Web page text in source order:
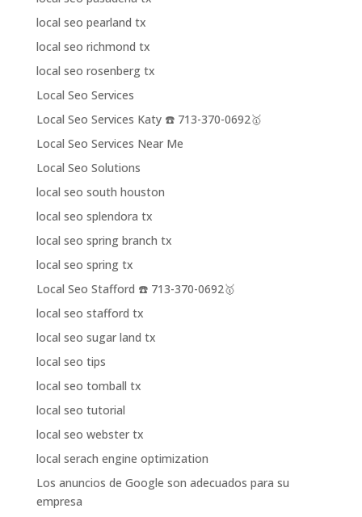
local seo pearland tx
local seo richmond tx
local seo rosenberg tx
Local Seo Services
Local Seo Services Katy ☎️ 713-370-0692🥇
Local Seo Services Near Me
Local Seo Solutions
local seo south houston
local seo splendora tx
local seo spring branch tx
local seo spring tx
Local Seo Stafford ☎️ 713-370-0692🥇
local seo stafford tx
local seo sugar land tx
local seo tips
local seo tomball tx
local seo tutorial
local seo webster tx
local serach engine optimization
Los anuncios de Google son adecuados para su
empresa